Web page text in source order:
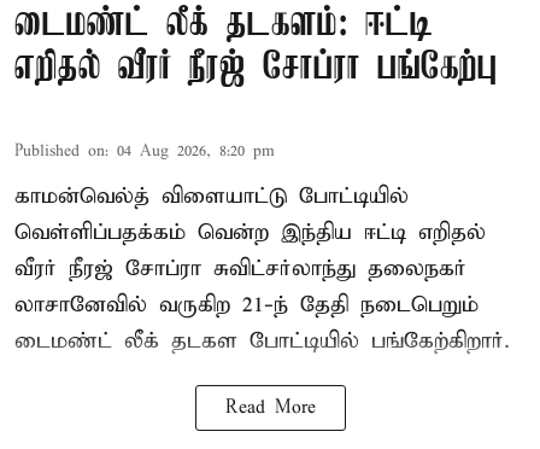
டைமண்ட் லீக் தடகளம்: ஈட்டி
எறிதல் வீரர் நீரஜ் சோப்ரா பங்கேற்பு
Published on: 04 Aug 2026, 8:20 pm
காமன்வெல்த் விளையாட்டு போட்டியில்
வெள்ளிப்பதக்கம் வென்ற இந்திய ஈட்டி எறிதல்
வீரர் நீரஜ் சோப்ரா சுவிட்சர்லாந்து தலைநகர்
லாசானேவில் வருகிற 21-ந் தேதி நடைபெறும்
டைமண்ட் லீக் தடகள போட்டியில் பங்கேற்கிறார்.
Read More